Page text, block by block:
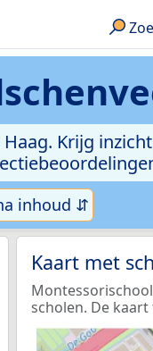
Krijg
inhoud ⇵
Kaart met
scholen. De